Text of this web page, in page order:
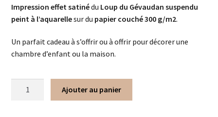
Impression effet satinédu Loup du Gévaudan suspendu
peint à l’aquarellesur du papier couché 300 g/m2.
Un parfait cadeau à s’offrir ou à offrir pour décorer une
chambre d’enfant ou la maison.
Ajouter au panier